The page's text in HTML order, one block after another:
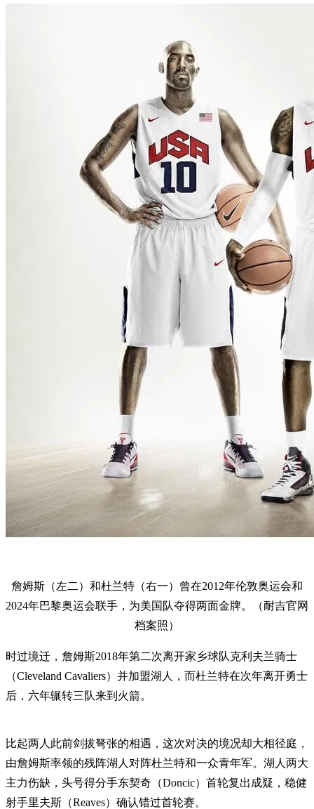
詹姆斯（左二）和杜兰特（右一）曾在2012年伦敦奥运会和
2024年巴黎奥运会联手，为美国队夺得两面金牌。（耐吉官网
档案照）
时过境迁，詹姆斯2018年第二次离开家乡球队克利夫兰骑士
（Cleveland Cavaliers）并加盟湖人，而杜兰特在次年离开勇士
后，六年辗转三队来到火箭。
比起两人此前剑拔弩张的相遇，这次对决的境况却大相径庭，
由詹姆斯率领的残阵湖人对阵杜兰特和一众青年军。湖人两大
主力伤缺，头号得分手东契奇（Doncic）首轮复出成疑，稳健
射手里夫斯（Reaves）确认错过首轮赛。